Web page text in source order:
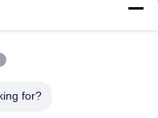
CO., LTD.
운 for?